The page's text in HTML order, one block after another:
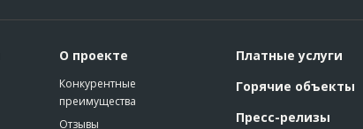
О проекте
Конкурентные
преимущества
Отзывы
Платные услуги
Горячие объекты
Пресс-релизы